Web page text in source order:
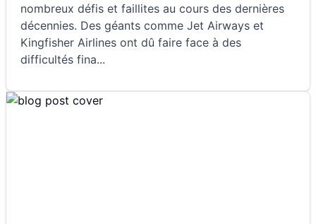
nombreux défis et faillites au cours des dernières
décennies. Des géants comme Jet Airways et
Kingfisher Airlines ont dû faire face à des
difficultés fina...